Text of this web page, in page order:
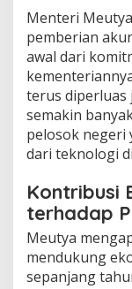
​Menteri
pemberian
awal dari
terus diperluas
semakin
pelosok negeri
dari teknologi
​Kontribusi
terhadap
​Meutya
mendukung
sepanjang